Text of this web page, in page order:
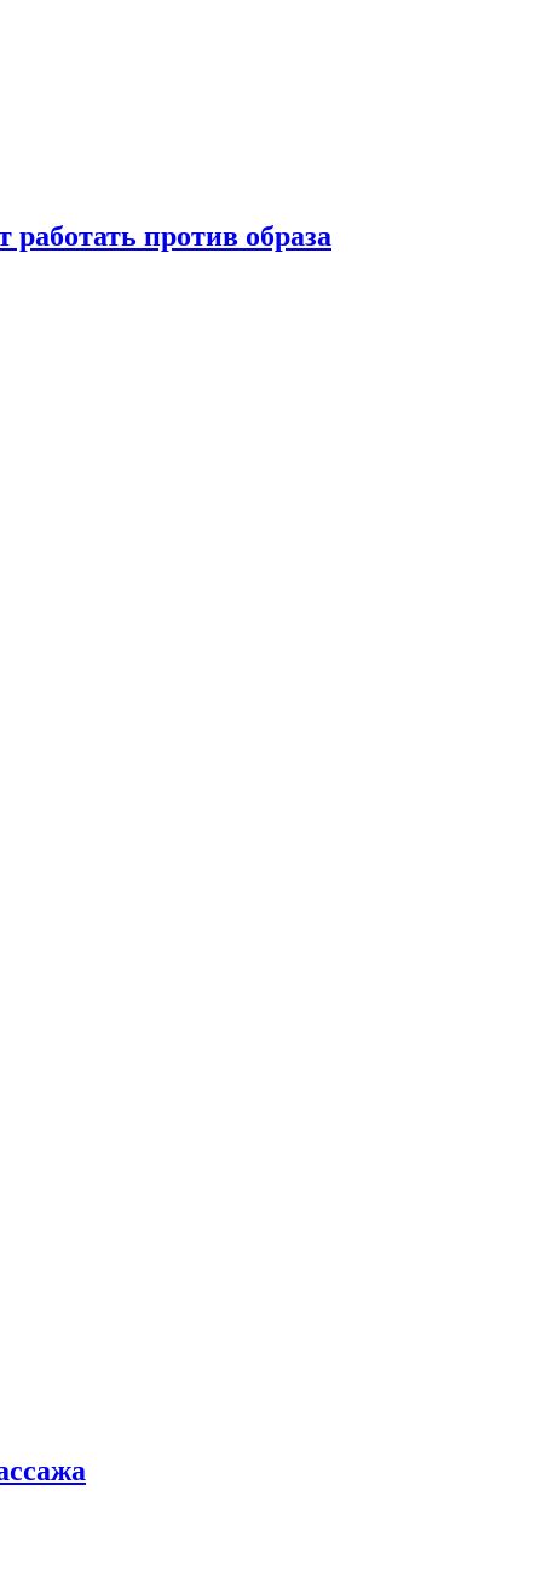
против образа